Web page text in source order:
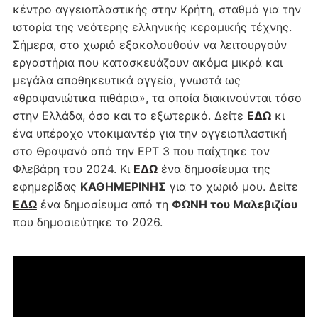
κέντρο αγγειοπλαστικής στην Κρήτη, σταθμό για την
ιστορία της νεότερης ελληνικής κεραμικής τέχνης.
Σήμερα, στο χωριό εξακολουθούν να λειτουργούν
εργαστήρια που κατασκευάζουν ακόμα μικρά και
μεγάλα αποθηκευτικά αγγεία, γνωστά ως
«θραψανιώτικα πιθάρια», τα οποία διακινούνται τόσο
στην Ελλάδα, όσο και το εξωτερικό. Δείτε ΕΔΩκι
ένα υπέροχο ντοκιμαντέρ για την αγγειοπλαστική
στο Θραψανό από την ΕΡΤ 3 που παίχτηκε τον
Φλεβάρη του 2024. Κι ΕΔΩένα δημοσίευμα της
εφημερίδας ΚΑΘΗΜΕΡΙΝΗΣ για το χωριό μου. Δείτε
ΕΔΩένα δημοσίευμα από τη ΦΩΝΗ του Μαλεβιζίου
που δημοσιεύτηκε το 2026.